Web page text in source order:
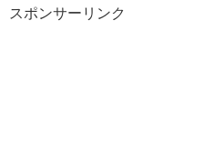
スポンサーリンク